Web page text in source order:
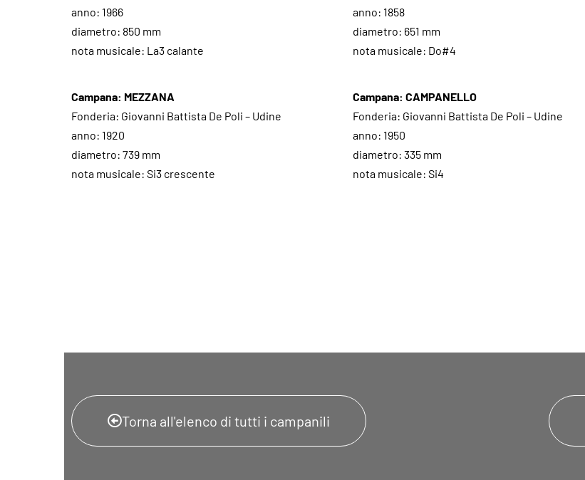
anno: 1966
diametro: 850 mm
nota musicale: La3 calante
Campana: MEZZANA
Fonderia: Giovanni Battista De Poli – Udine
anno: 1920
diametro: 739 mm
nota musicale: Si3 crescente
anno: 1858
diametro: 651 mm
nota musicale: Do#4
Campana: CAMPANELLO
Fonderia: Giovanni Battista De Poli – Udine
anno: 1950
diametro: 335 mm
nota musicale: Si4
Torna all'elenco di tutti i campanili